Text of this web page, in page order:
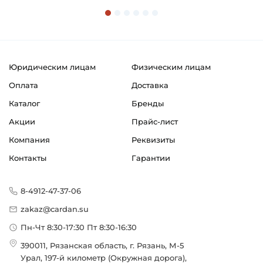
Юридическим лицам
Физическим лицам
Оплата
Доставка
Каталог
Бренды
Акции
Прайс-лист
Компания
Реквизиты
Контакты
Гарантии
8-4912-47-37-06
zakaz@cardan.su
Пн-Чт 8:30-17:30 Пт 8:30-16:30
390011, Рязанская область, г. Рязань, М-5
Урал, 197-й километр (Окружная дорога),